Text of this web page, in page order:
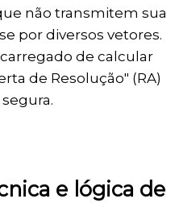
não transmitem sua
por diversos vetores.
de calcular
de Resolução" (RA)
e lógica de